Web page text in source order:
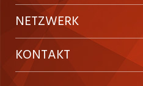
Festanstellungen
Temporäre Jobs
Inserieren
Firmen
Personalvermittler
Preise und Leistungen
AGB
Datenschutzerklärung
NETZWERK
ostjob.ch
KONTAKT